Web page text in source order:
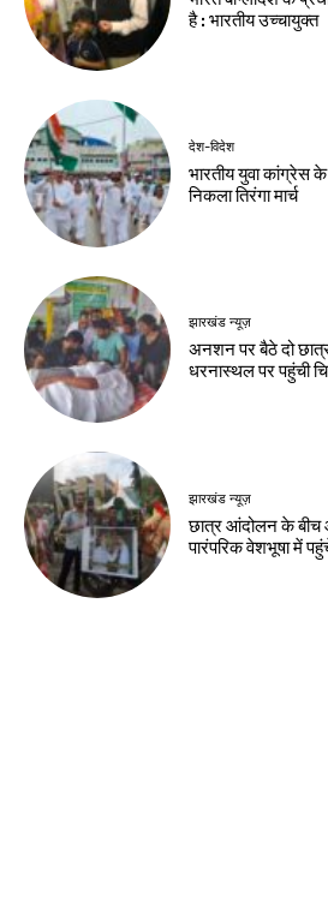
झारखंड न्यूज़
झारखंड आदिवासी
महोत्सव 2026 के लिए
मोरहाबादी मैदान तैयार
Birsa Bhumi Live
August 8, 2026
नवीनतम लेख
निशुल्क उपचार